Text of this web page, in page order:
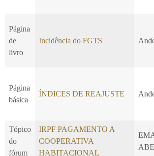
Página
de
livro
Incidência do FGTS
Página
básica
ÍNDICES DE REAJUSTE
Tópico
do
fórum
IRPF PAGAMENTO A
COOPERATIVA
HABITACIONAL